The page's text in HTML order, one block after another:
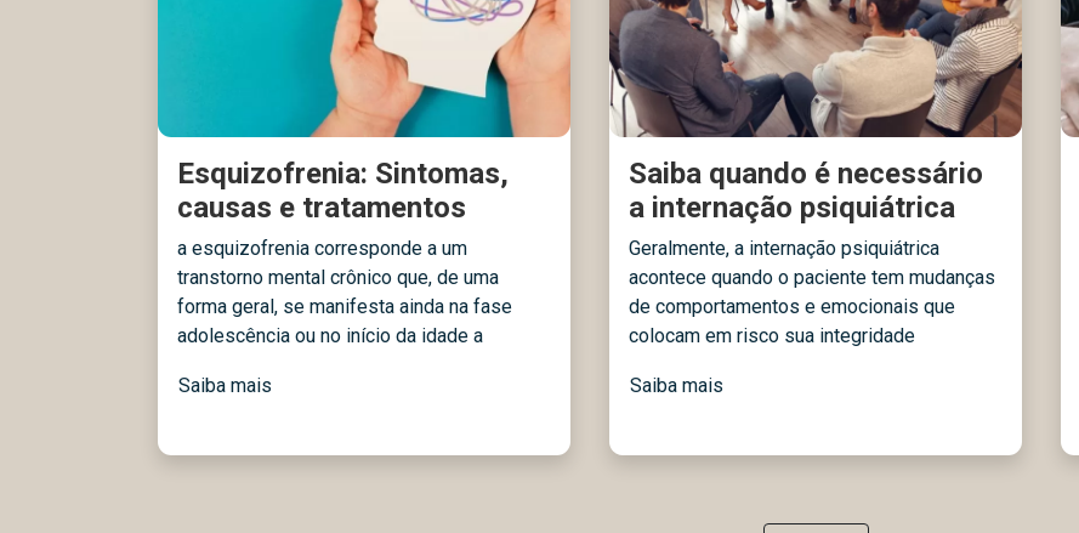
Esquizofrenia: Sintomas,
causas e tratamentos
a esquizofrenia corresponde a um
transtorno mental crônico que, de uma
forma geral, se manifesta ainda na fase
adolescência ou no início da idade a
Saiba mais
Saiba quando é necessário
a internação psiquiátrica
Geralmente, a internação psiquiátrica
acontece quando o paciente tem mudanças
de comportamentos e emocionais que
colocam em risco sua integridade
Saiba mais